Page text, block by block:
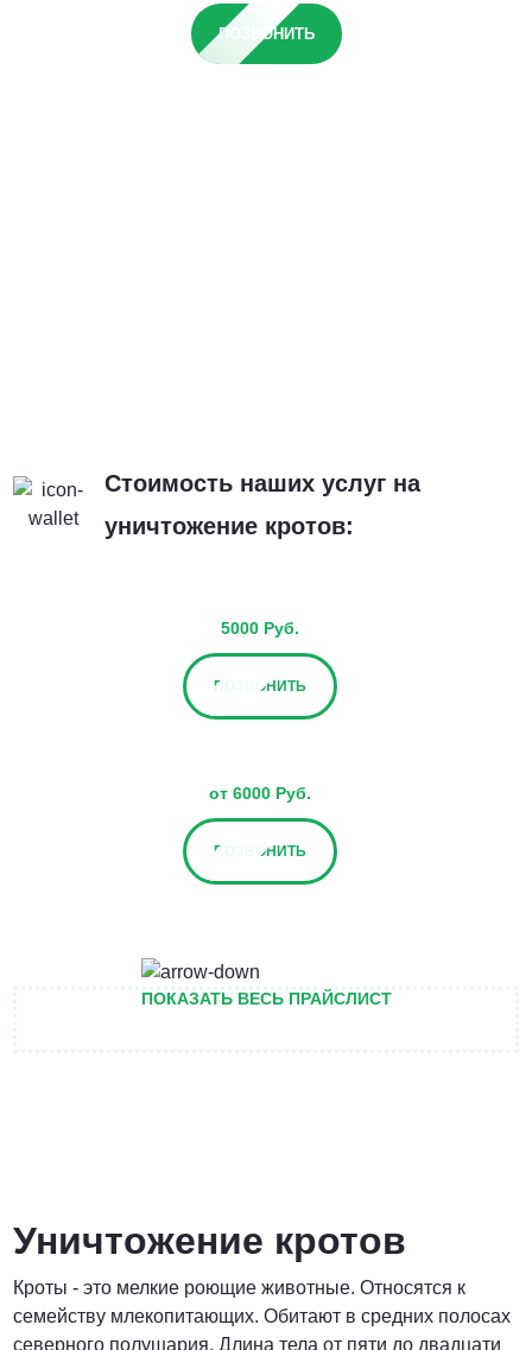
ПОЗВОНИТЬ
Стоимость наших услуг на
уничтожение кротов:
5000 Руб.
ПОЗВОНИТЬ
от 6000 Руб.
ПОЗВОНИТЬ
Договорная
ПОЗВОНИТЬ
ПОКАЗАТЬ ВЕСЬ ПРАЙСЛИСТ
Уничтожение кротов
Кроты - это мелкие роющие животные. Относятся к
семейству млекопитающих. Обитают в средних полосах
северного полушария. Длина тела от пяти до двадцати